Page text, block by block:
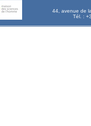
44, avenue de
Tél. :